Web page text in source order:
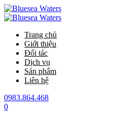
Skip
to
Trang chủ
Giới thiệu
Đối tác
Dịch vụ
Sản phẩm
Liên hệ
0983.864.468
0